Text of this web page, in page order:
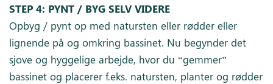
STEP 4: PYNT / BYG SELV VIDERE
Opbyg / pynt op med natursten eller rødder eller
lignende på og omkring bassinet. Nu begynder det
sjove og hyggelige arbejde, hvor du “gemmer”
bassinet og placerer f.eks. natursten, planter og rødder